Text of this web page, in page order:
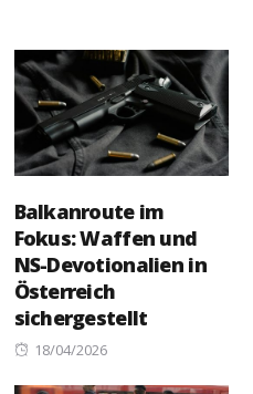
Balkanroute im
Fokus: Waffen und
NS-Devotionalien in
Österreich
sichergestellt
Posted
18/04/2026